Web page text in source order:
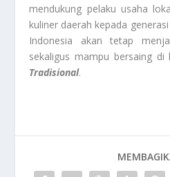
mendukung pelaku usaha
kuliner daerah kepada
Indonesia akan tetap
sekaligus mampu bersaing di
Tradisional.